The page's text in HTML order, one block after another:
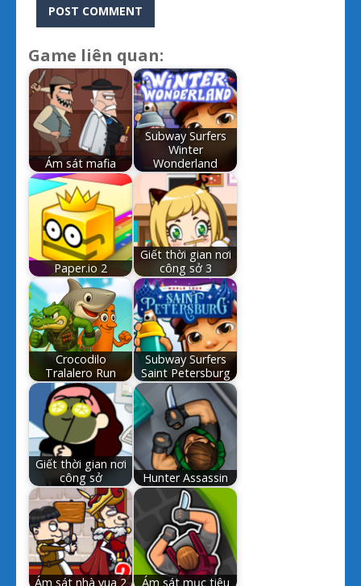
Game liên quan:
Ám sát mafia
Subway Surfers
Winter
Wonderland
Paper.io 2
Giết thời gian nơi
công sở 3
Crocodilo
Tralalero Run
Subway Surfers
Saint Petersburg
Giết thời gian nơi
công sở
Hunter Assassin
Ám sát nhà vua 2 Ám sát mục tiêu